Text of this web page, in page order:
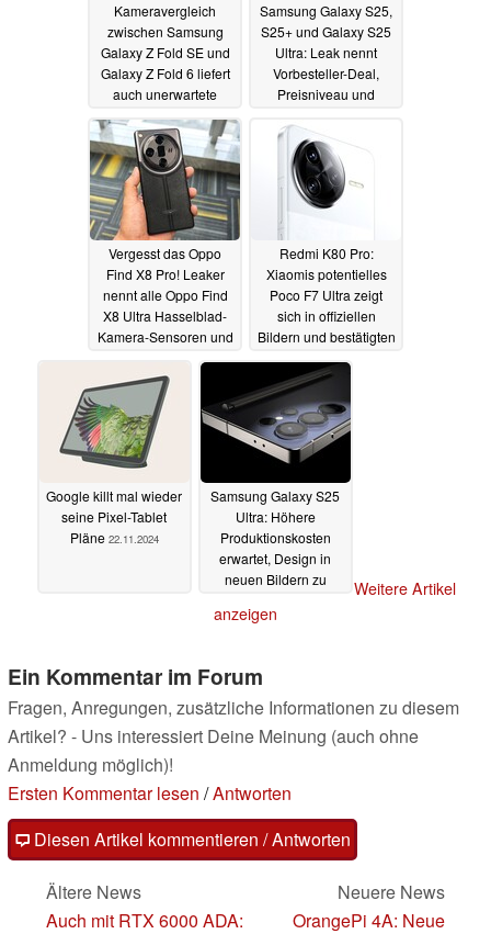
Kameravergleich
zwischen Samsung
Galaxy Z Fold SE und
Galaxy Z Fold 6 liefert
auch unerwartete
23.11.2024
Samsung Galaxy S25,
S25+ und Galaxy S25
Ultra: Leak nennt
Vorbesteller-Deal,
Preisniveau und
22.11.2024
Vergesst das Oppo
Find X8 Pro! Leaker
nennt alle Oppo Find
X8 Ultra Hasselblad-
Kamera-Sensoren und
22.11.2024
Redmi K80 Pro:
Xiaomis potentielles
Poco F7 Ultra zeigt
sich in offiziellen
Bildern und bestätigten
22.11.2024
Google killt mal wieder
seine Pixel-Tablet
Pläne 22.11.2024
Samsung Galaxy S25
Ultra: Höhere
Produktionskosten
erwartet, Design in
neuen Bildern zu
Weitere Artikel
anzeigen
Ein Kommentar im Forum
Fragen, Anregungen, zusätzliche Informationen zu diesem
Artikel? - Uns interessiert Deine Meinung (auch ohne
Anmeldung möglich)!
Ersten Kommentar lesen /Antworten
Diesen Artikel kommentieren / Antworten
Ältere News
Auch mit RTX 6000 ADA:
Neuere News
OrangePi 4A: Neue